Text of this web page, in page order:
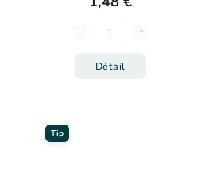
Détail
Tip